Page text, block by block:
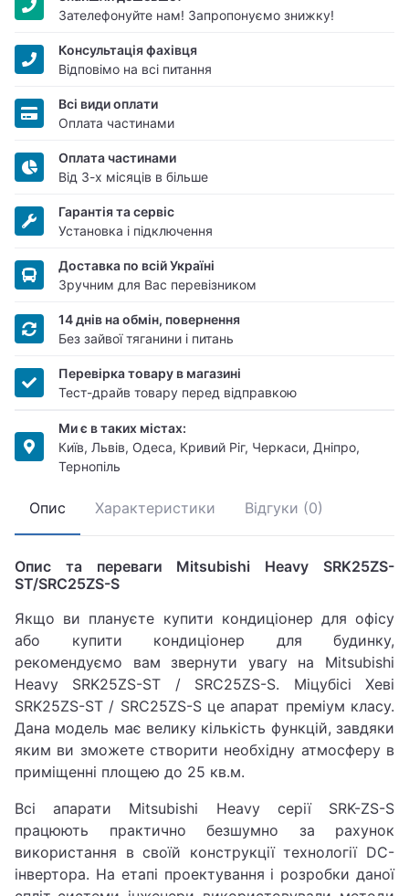
Зателефонуйте нам! Запропонуємо знижку!
Консультація фахівця
Відповімо на всі питання
Всі види оплати
Оплата частинами
Оплата частинами
Від 3-х місяців в більше
Гарантія та сервіс
Установка і підключення
Доставка по всій Україні
Зручним для Вас перевізником
14 днів на обмін, повернення
Без зайвої тяганини і питань
Перевірка товару в магазині
Тест-драйв товару перед відправкою
Ми є в таких містах:
Київ, Львів, Одеса, Кривий Ріг, Черкаси, Дніпро,
Тернопіль
Опис Характеристики Відгуки (0)
Опис та переваги Mitsubishi Heavy SRK25ZS-
ST/SRC25ZS-S
Якщо ви плануєте купити кондиціонер для офісу
або купити кондиціонер для будинку,
рекомендуємо вам звернути увагу на Mitsubishi
Heavy SRK25ZS-ST / SRC25ZS-S. Міцубісі Хеві
SRK25ZS-ST / SRC25ZS-S це апарат преміум класу.
Дана модель має велику кількість функцій, завдяки
яким ви зможете створити необхідну атмосферу в
приміщенні площею до 25 кв.м.
Всі апарати Mitsubishi Heavy серії SRK-ZS-S
працюють практично безшумно за рахунок
використання в своїй конструкції технології DC-
інвертора. На етапі проектування і розробки даної